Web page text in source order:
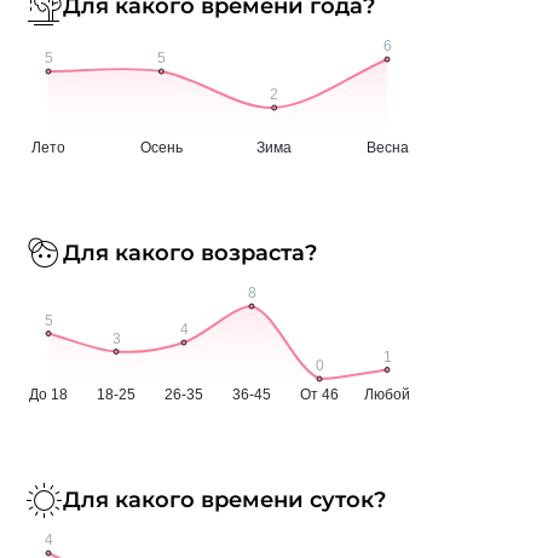
Для какого времени года?
Для какого возраста?
Для какого времени суток?